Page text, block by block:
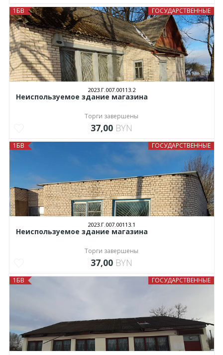
ГОСУДАРСТВЕННЫЕ
1БВ
2023.Г.007.00113.2
Неиспользуемое здание магазина
Торги завершены
37,00 BYN
ГОСУДАРСТВЕННЫЕ
1БВ
2023.Г.007.00113.1
Неиспользуемое здание магазина
Торги завершены
37,00 BYN
ГОСУДАРСТВЕННЫЕ
1БВ